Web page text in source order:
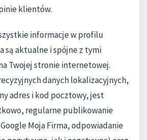
klientów.
informacje w profilu
są aktualne i spójne z tymi
Twojej stronie internetowej.
danych lokalizacyjnych,
adres i kod pocztowy, jest
regularne publikowanie
Moja Firma, odpowiadanie